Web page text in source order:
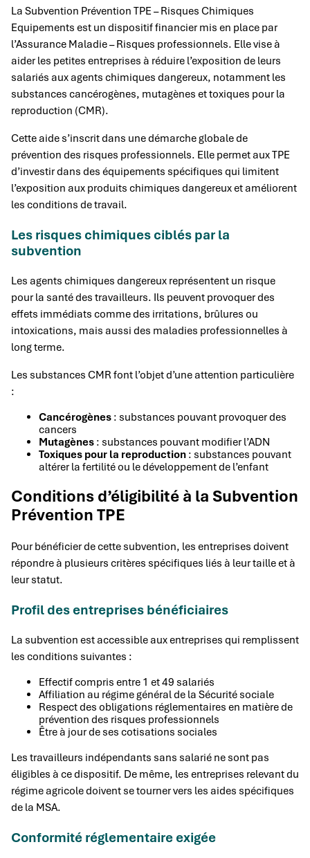
La Subvention Prévention TPE – Risques Chimiques
Equipements est un dispositif financier mis en place par
l’Assurance Maladie – Risques professionnels. Elle vise à
aider les petites entreprises à réduire l’exposition de leurs
salariés aux agents chimiques dangereux, notamment les
substances cancérogènes, mutagènes et toxiques pour la
reproduction (CMR).
Cette aide s’inscrit dans une démarche globale de
prévention des risques professionnels. Elle permet aux TPE
d’investir dans des équipements spécifiques qui limitent
l’exposition aux produits chimiques dangereux et améliorent
les conditions de travail.
Les risques chimiques ciblés par la
subvention
Les agents chimiques dangereux représentent un risque
pour la santé des travailleurs. Ils peuvent provoquer des
effets immédiats comme des irritations, brûlures ou
intoxications, mais aussi des maladies professionnelles à
long terme.
Les substances CMR font l’objet d’une attention particulière
:
Cancérogènes : substances pouvant provoquer des
cancers
Mutagènes : substances pouvant modifier l’ADN
Toxiques pour la reproduction : substances pouvant
altérer la fertilité ou le développement de l’enfant
Conditions d’éligibilité à la Subvention
Prévention TPE
Pour bénéficier de cette subvention, les entreprises doivent
répondre à plusieurs critères spécifiques liés à leur taille et à
leur statut.
Profil des entreprises bénéficiaires
La subvention est accessible aux entreprises qui remplissent
les conditions suivantes :
Effectif compris entre 1 et 49 salariés
Affiliation au régime général de la Sécurité sociale
Respect des obligations réglementaires en matière de
prévention des risques professionnels
Être à jour de ses cotisations sociales
Les travailleurs indépendants sans salarié ne sont pas
éligibles à ce dispositif. De même, les entreprises relevant du
régime agricole doivent se tourner vers les aides spécifiques
de la MSA.
Conformité réglementaire exigée